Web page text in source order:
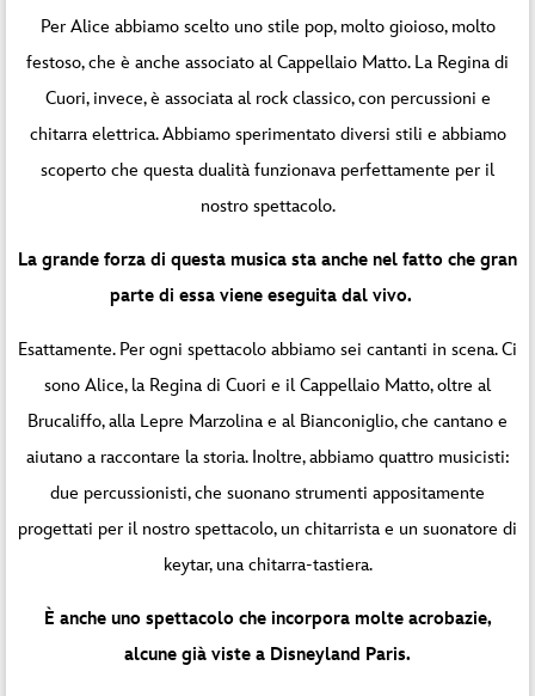
Per Alice abbiamo scelto uno stile pop, molto gioioso, molto
festoso, che è anche associato al Cappellaio Matto. La Regina di
Cuori, invece, è associata al rock classico, con percussioni e
chitarra elettrica. Abbiamo sperimentato diversi stili e abbiamo
scoperto che questa dualità funzionava perfettamente per il
nostro spettacolo.
La grande forza di questa musica sta anche nel fatto che gran
parte di essa viene eseguita dal vivo.
Esattamente. Per ogni spettacolo abbiamo sei cantanti in scena. Ci
sono Alice, la Regina di Cuori e il Cappellaio Matto, oltre al
Brucaliffo, alla Lepre Marzolina e al Bianconiglio, che cantano e
aiutano a raccontare la storia. Inoltre, abbiamo quattro musicisti:
due percussionisti, che suonano strumenti appositamente
progettati per il nostro spettacolo, un chitarrista e un suonatore di
keytar, una chitarra-tastiera.
È anche uno spettacolo che incorpora molte acrobazie,
alcune già viste a Disneyland Paris.